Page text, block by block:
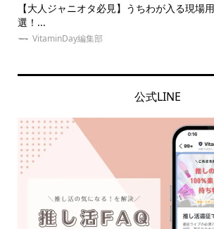
ッグ20
簡単キンブレリボンの作り方！安
ゆめみぃ
公式LINE